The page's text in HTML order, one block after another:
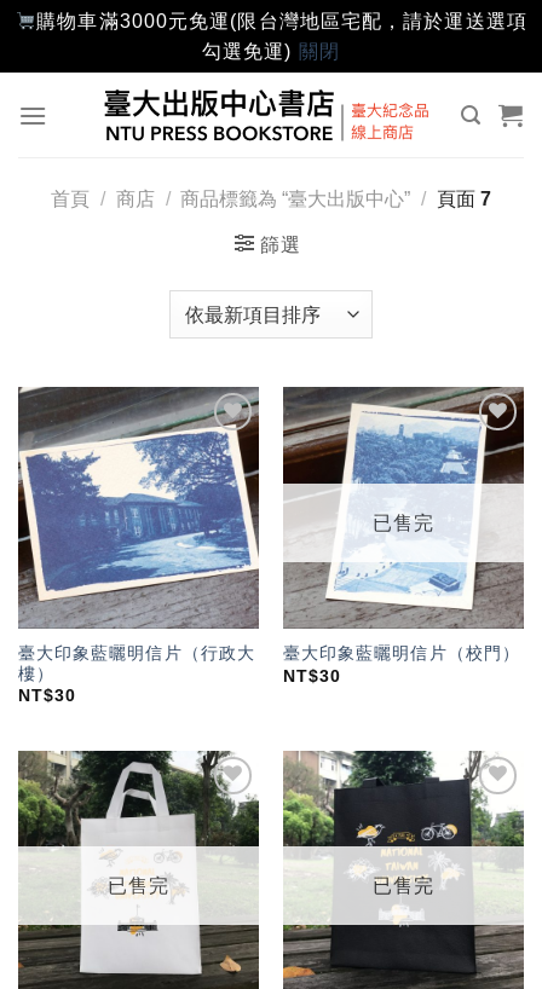
購物車滿3000元免運(限台灣地區宅配，請於運送選項
勾選免運) 關閉
首頁 / 商店 / 商品標籤為 “臺大出版中心” / 頁面 7
篩選
加入
「願
望輕
單」
臺大印象藍曬明信片（行政大
樓）
NT$30
加入
「願
望輕
單」
已售完
臺大印象藍曬明信片（校門）
NT$30
加入
「願
望輕
已售完
加入
「願
望輕
單」
已售完